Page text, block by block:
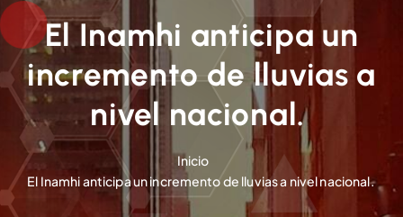
e
n
o
El Inamhi anticipa un
incremento de lluvias a
nivel nacional.
Inicio
El Inamhi anticipa un incremento de lluvias a nivel nacional.